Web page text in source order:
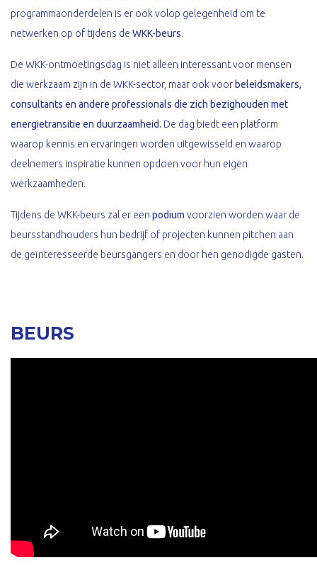
programmaonderdelen is er ook volop gelegenheid om te
netwerken op of tijdens de WKK-beurs.
De WKK-ontmoetingsdag is niet alleen interessant voor mensen
die werkzaam zijn in de WKK-sector, maar ook voor beleidsmakers,
consultants en andere professionals die zich bezighouden met
energietransitie en duurzaamheid. De dag biedt een platform
waarop kennis en ervaringen worden uitgewisseld en waarop
deelnemers inspiratie kunnen opdoen voor hun eigen
werkzaamheden.
Tijdens de WKK-beurs zal er een podium voorzien worden waar de
beursstandhouders hun bedrijf of projecten kunnen pitchen aan
de geïnteresseerde beursgangers en door hen genodigde gasten.
BEURS